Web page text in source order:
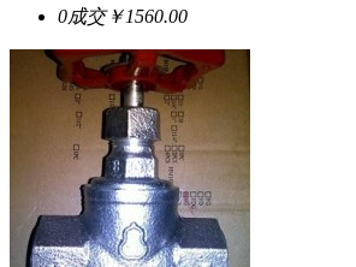
0成交￥1560.00